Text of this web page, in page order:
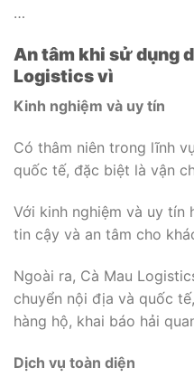
…
An tâm khi sử dụng
Logistics vì
Kinh nghiệm và uy tín
Có thâm niên trong lĩnh
quốc tế, đặc biệt là vận
Với kinh nghiệm và uy tín
tin cậy và an tâm cho
Ngoài ra, Cà Mau
chuyển nội địa và quốc
hàng hộ, khai báo hải
Dịch vụ toàn diện